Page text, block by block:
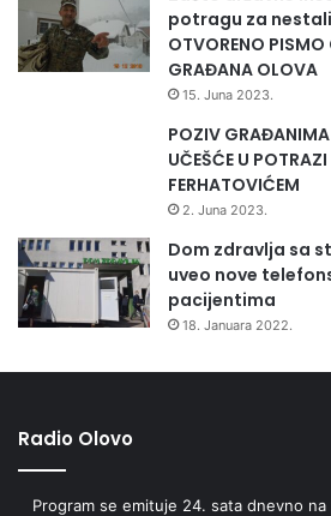
potragu za
OTVORENO PISMO
GRAĐANA OLOVA
15. Juna 2023.
POZIV
UČEŠĆE U
FERHATOVIĆEM
2. Juna 2023.
Dom zdravlja sa
uveo nove
pacijentima
18. Januara 2022.
Radio Olovo
Program se emituje 24. sata dnevno